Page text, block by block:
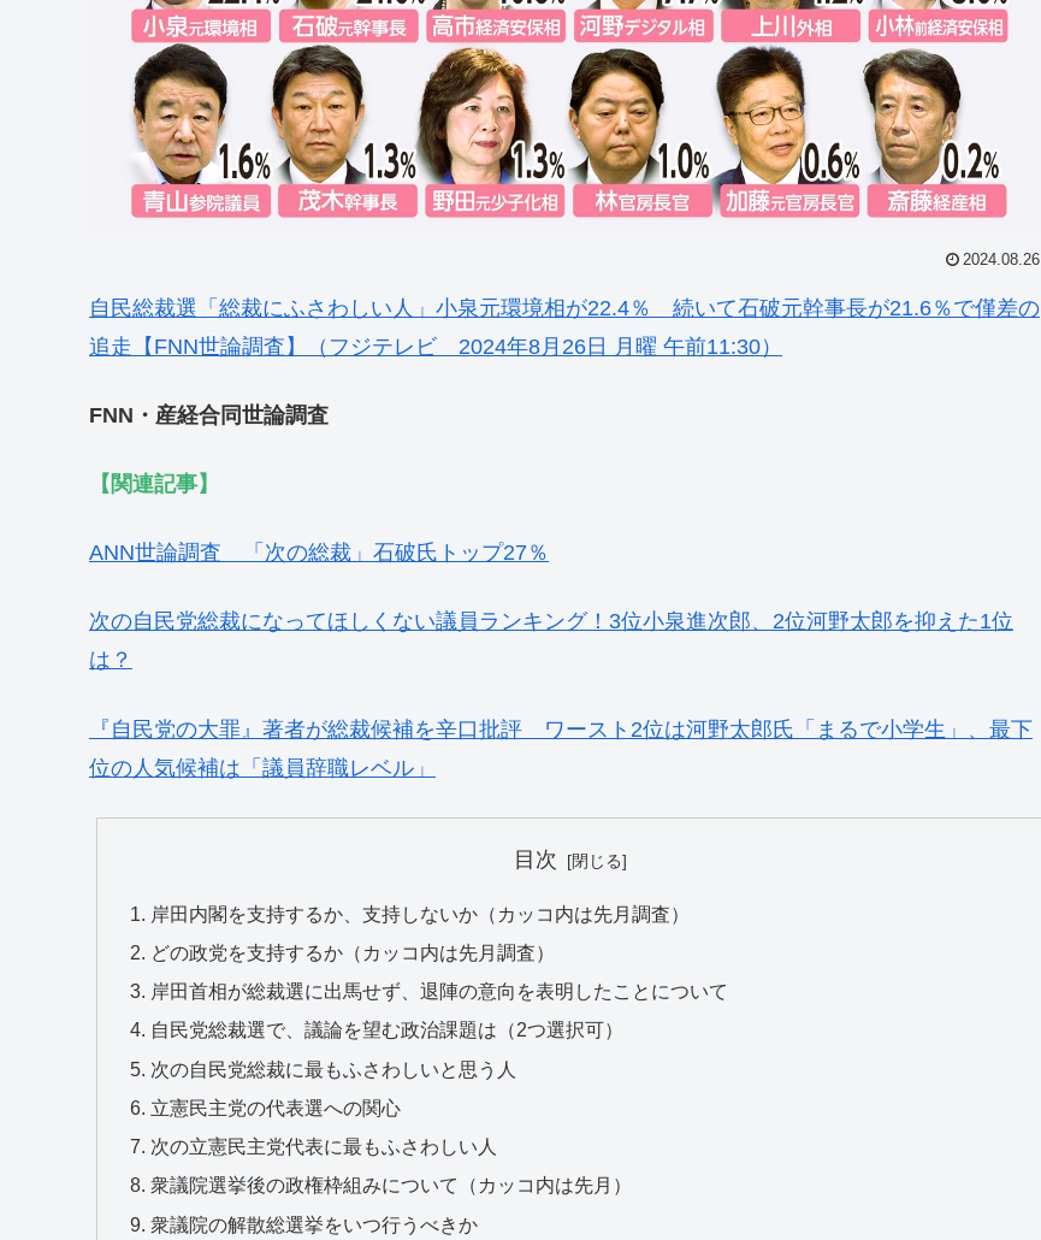
2024.08.26
自民総裁選「総裁にふさわしい人」小泉元環境相が22.4％ 続いて石破元幹事長が21.6％で僅差の
追走【FNN世論調査】（フジテレビ 2024年8月26日 月曜 午前11:30）
FNN・産経合同世論調査
【関連記事】
ANN世論調査 「次の総裁」石破氏トップ27％
次の自民党総裁になってほしくない議員ランキング！3位小泉進次郎、2位河野太郎を抑えた1位
は？
『自民党の大罪』著者が総裁候補を辛口批評 ワースト2位は河野太郎氏「まるで小学生」、最下
位の人気候補は「議員辞職レベル」
目次
岸田内閣を支持するか、支持しないか（カッコ内は先月調査）
どの政党を支持するか（カッコ内は先月調査）
岸田首相が総裁選に出馬せず、退陣の意向を表明したことについて
自民党総裁選で、議論を望む政治課題は（2つ選択可）
次の自民党総裁に最もふさわしいと思う人
立憲民主党の代表選への関心
次の立憲民主党代表に最もふさわしい人
衆議院選挙後の政権枠組みについて（カッコ内は先月）
衆議院の解散総選挙をいつ行うべきか